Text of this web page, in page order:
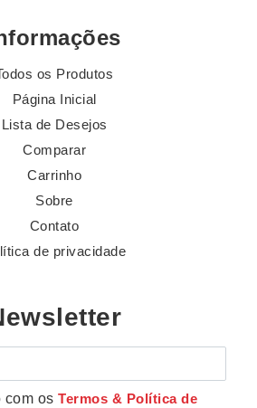
os Produtos
Página Inicial
Lista de Desejos
Comparar
Carrinho
Sobre
Contato
de privacidade
com osTermos & Política de